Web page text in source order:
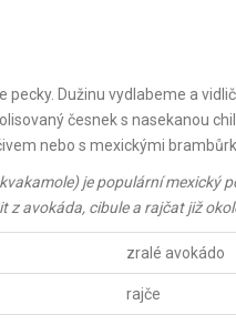
pecky. Dužinu vydlabeme a
česnek s nasekanou
nebo s mexickými
je populární mexický
z avokáda, cibule a rajčatjiž
zralé avokádo
rajče